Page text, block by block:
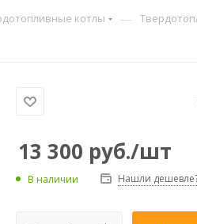
котлы —
13 300 руб./шт
В наличии Нашли